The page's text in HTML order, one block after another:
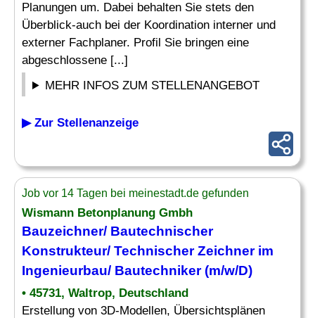
Planungen um. Dabei behalten Sie stets den
Überblick-auch bei der Koordination interner und
externer Fachplaner. Profil Sie bringen eine
abgeschlossene [...]
MEHR INFOS ZUM STELLENANGEBOT
▶ Zur Stellenanzeige
Job vor 14 Tagen bei meinestadt.de gefunden
Wismann Betonplanung Gmbh
Bauzeichner/ Bautechnischer
Konstrukteur/ Technischer Zeichner im
Ingenieurbau/ Bautechniker(m/w/D)
• 45731, Waltrop, Deutschland
Erstellung von 3D-Modellen, Übersichtsplänen